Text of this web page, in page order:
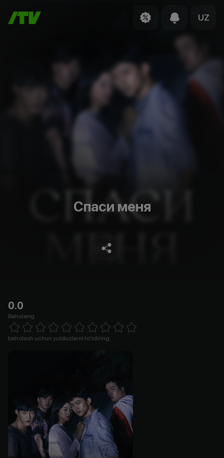
UZ
Спаси меня
0.0
Baholang
1 Star 2 Stars 3 Stars 4 Stars5 Stars 6 Stars7 Stars8 Stars
baholash uchun yulduzlarni to'ldiring